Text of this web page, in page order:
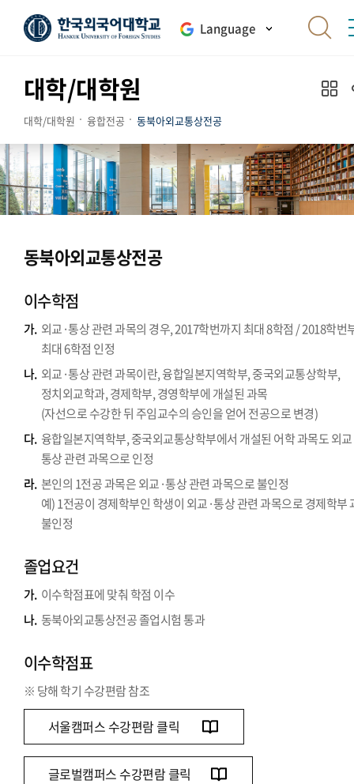
Language
대학/대학원
대학/대학원 융합전공 동북아외교통상전공
동북아외교통상전공
이수학점
가. 외교·통상 관련 과목의 경우, 2017학번까지 최대 8학점 / 2018학번
최대 6학점 인정
나. 외교·통상 관련 과목이란, 융합일본지역학부, 중국외교통상학부,
정치외교학과, 경제학부, 경영학부에 개설된 과목
(자선으로 수강한 뒤 주임교수의 승인을 얻어 전공으로 변경)
다. 융합일본지역학부, 중국외교통상학부에서 개설된 어학 과목도 외
통상 관련 과목으로 인정
라. 본인의 1전공 과목은 외교·통상 관련 과목으로 불인정
예) 1전공이 경제학부인 학생이 외교·통상 관련 과목으로 경제학부
불인정
졸업요건
가. 이수학점표에 맞춰 학점 이수
나. 동북아외교통상전공 졸업시험 통과
이수학점표
※ 당해 학기 수강편람 참조
서울캠퍼스 수강편람 클릭
글로벌캠퍼스 수강편람 클릭